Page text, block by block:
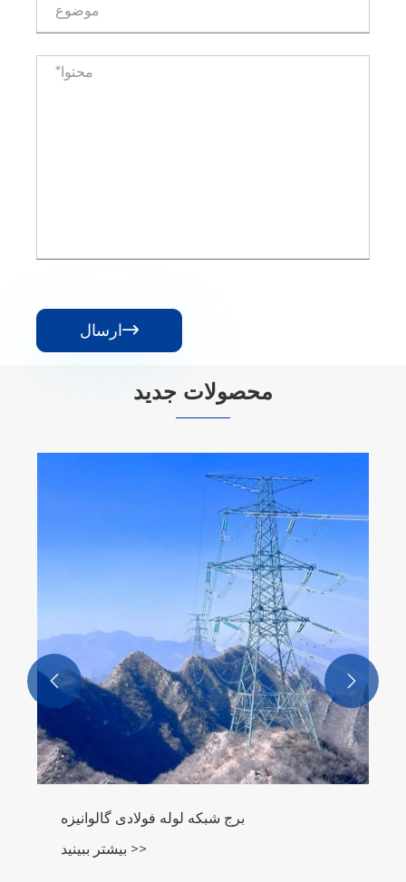
ارسال
محصولات جدید
برج شبکه لوله فولادی گالوانیزه
بیشتر ببینید >>
 